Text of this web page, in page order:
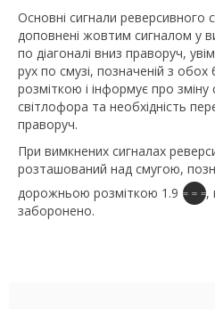
Основні сигнали
доповнені жовтим сигналом у
по діагоналі вниз праворуч,
рух по смузі, позначеній з
розміткою і інформує про
світлофора та необхідність
праворуч.
При вимкнених сигналах
розташований над смугою,
дорожньою розміткою 1.9
,
заборонено.